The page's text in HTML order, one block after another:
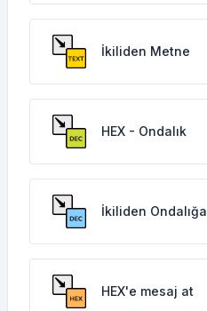
İkiliden Metne
HEX - Ondalık
İkiliden Ondalığa
HEX'e mesaj at